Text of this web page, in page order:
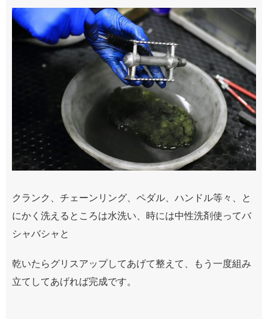
クランク、チェーンリング、ペダル、ハンドル等々、と
にかく洗えるところは水洗い、時には中性洗剤使ってバ
シャバシャと
乾いたらグリスアップしてあげて整えて、もう一度組み
立てしてあげれば完成です。